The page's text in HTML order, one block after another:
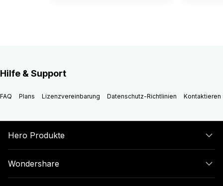
Hilfe & Support
FAQ Plans Lizenzvereinbarung Datenschutz-Richtlinien Kontaktieren
Hero Produkte
Wondershare